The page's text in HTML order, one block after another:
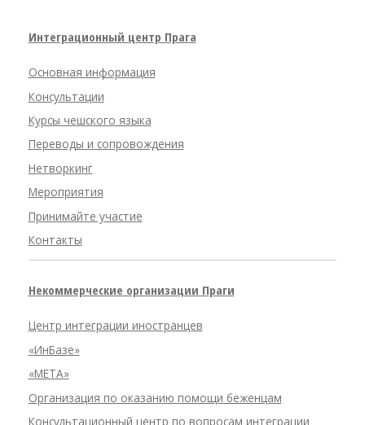
Интеграционный центр Прага
Основная информация
Консультации
Курсы чешского языка
Переводы и сопровождения
Нетворкинг
Мероприятия
Принимайте участие
Контакты
Некоммерческие организации Праги
Центр интеграции иностранцев
«ИнБазе»
«META»
Организация по оказанию помощи беженцам
Консультационный центр по вопросам интеграции